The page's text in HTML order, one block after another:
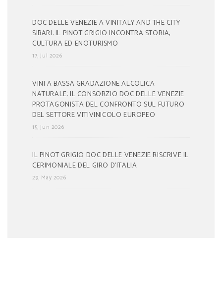
DOC DELLE VENEZIE A VINITALY AND THE CITY
SIBARI: IL PINOT GRIGIO INCONTRA STORIA,
CULTURA ED ENOTURISMO
17, Jul 2026
VINI A BASSA GRADAZIONE ALCOLICA
NATURALE: IL CONSORZIO DOC DELLE VENEZIE
PROTAGONISTA DEL CONFRONTO SUL FUTURO
DEL SETTORE VITIVINICOLO EUROPEO
15, Jun 2026
IL PINOT GRIGIO DOC DELLE VENEZIE RISCRIVE IL
CERIMONIALE DEL GIRO D’ITALIA
29, May 2026